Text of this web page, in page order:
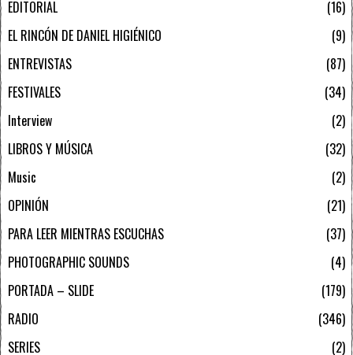
EDITORIAL
16
EL RINCÓN DE DANIEL HIGIÉNICO
9
ENTREVISTAS
87
FESTIVALES
34
Interview
2
LIBROS Y MÚSICA
32
Music
2
OPINIÓN
21
PARA LEER MIENTRAS ESCUCHAS
37
PHOTOGRAPHIC SOUNDS
4
PORTADA – SLIDE
179
RADIO
346
SERIES
2